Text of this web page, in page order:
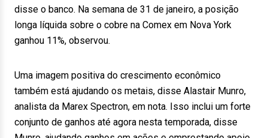
disse o banco. Na semana de 31 de janeiro, a posição
longa líquida sobre o cobre na Comex em Nova York
ganhou 11%, observou.
Uma imagem positiva do crescimento econômico
também está ajudando os metais, disse Alastair Munro,
analista da Marex Spectron, em nota. Isso inclui um forte
conjunto de ganhos até agora nesta temporada, disse